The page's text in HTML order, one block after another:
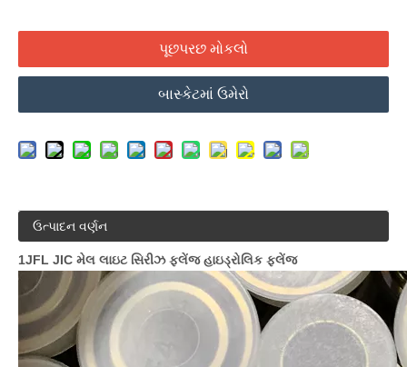
પૂછપરછ મોકલો
બાસ્કેટમાં ઉમેરો
ઉત્પાદન વર્ણન
1JFL JIC મેલ લાઇટ સિરીઝ ફ્લેંજ હાઇડ્રોલિક ફ્લેંજ